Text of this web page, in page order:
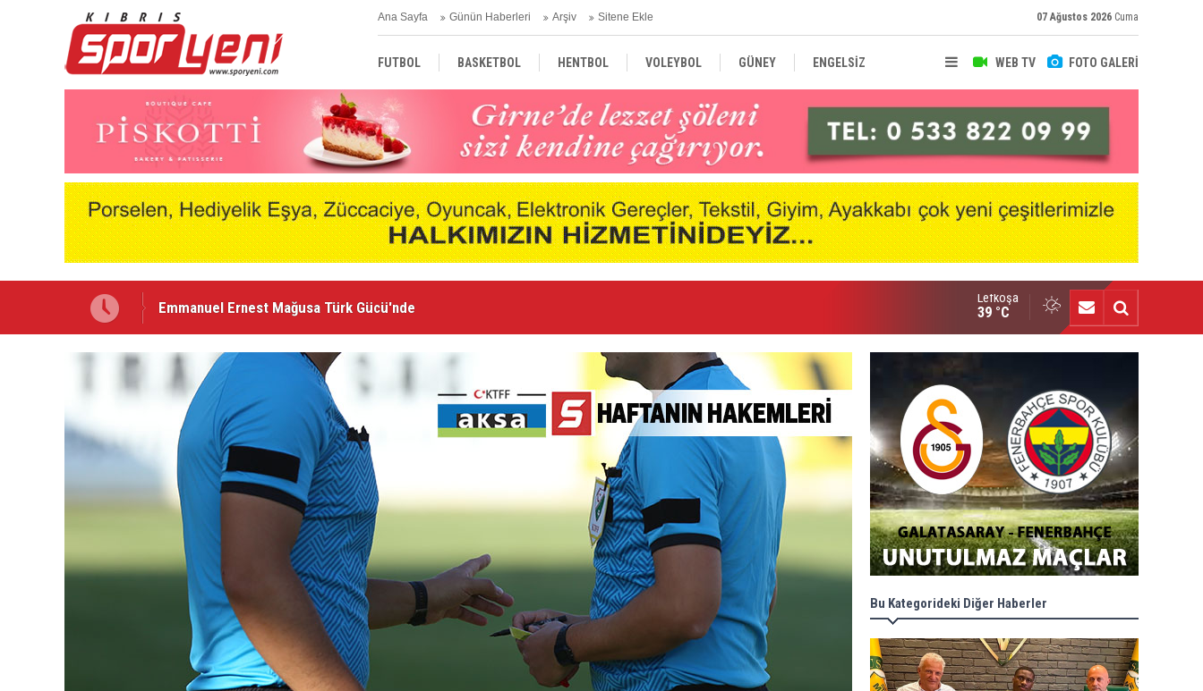
Ana Sayfa Günün Haberleri Arşiv Sitene Ekle 07 Ağustos 2026 Cuma
WEB TV FOTO GALERİ
FUTBOL BASKETBOL HENTBOL VOLEYBOL GÜNEY ENGELSİZ
TÜRKİYE AVRUPA DÜNYA
Nehir Deniz, Türkiye ikincisi
Lefkoşa
39 °C
Bu Kategorideki Diğer Haberler